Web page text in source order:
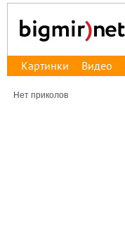
Картинки Видео
Нет приколов